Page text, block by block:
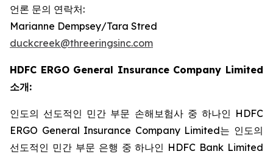
언론 문의 연락처:
Marianne Dempsey/Tara Stred
duckcreek@threeringsinc.com
HDFC ERGO General Insurance Company Limited
소개:
인도의 선도적인 민간 부문 손해보험사 중 하나인 HDFC
ERGO General Insurance Company Limited는 인도의
선도적인 민간 부문 은행 중 하나인 HDFC Bank Limited